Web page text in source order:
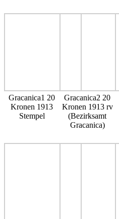
Gracanica1 20
Kronen 1913
Stempel
Gracanica2 20
Kronen 1913 rv
(Bezirksamt
Gracanica)